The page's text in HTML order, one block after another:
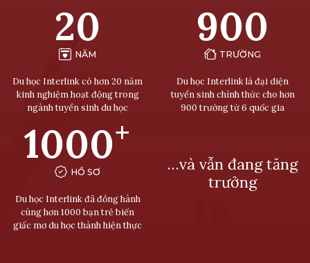
20
NĂM
Du học Interlink có hơn 20 năm
kinh nghiệm hoạt động trong
ngành tuyển sinh du học
900
TRƯỜNG
Du học Interlink là đại diện
tuyển sinh chính thức cho hơn
900 trường từ 6 quốc gia
1000+
HỒ SƠ
Du học Interlink đã đồng hành
cùng hơn 1000 bạn trẻ biến
giấc mơ du học thành hiện thực
…và vẫn đang tăng
trưởng